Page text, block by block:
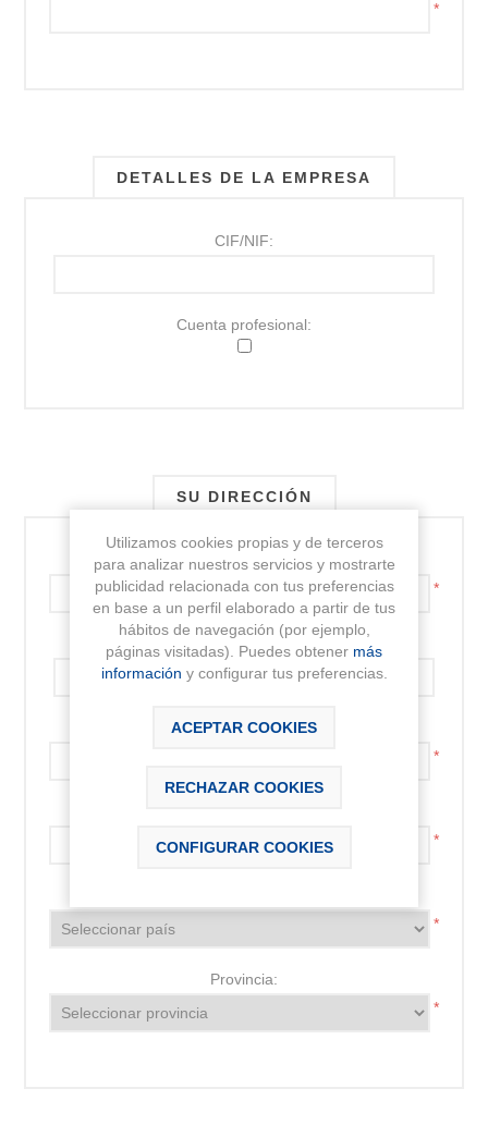
*
DETALLES DE LA EMPRESA
CIF/NIF:
Cuenta profesional:
SU DIRECCIÓN
Dirección:
*
Dirección 2:
Código postal:
*
*
*
Provincia:
*
Utilizamos cookies propias y de terceros
para analizar nuestros servicios y mostrarte
publicidad relacionada con tus preferencias
en base a un perfil elaborado a partir de tus
hábitos de navegación (por ejemplo,
páginas visitadas). Puedes obtener más
información y configurar tus preferencias.
ACEPTAR COOKIES
RECHAZAR COOKIES
CONFIGURAR COOKIES